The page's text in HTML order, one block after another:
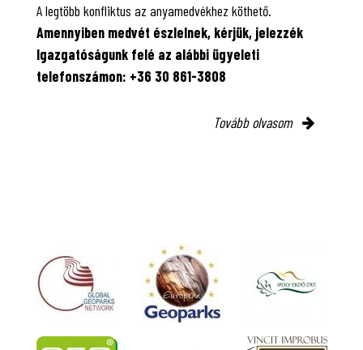
A legtöbb konfliktus az anyamedvékhez köthető.
Amennyiben medvét észlelnek, kérjük, jelezzék
Igazgatóságunk felé az alábbi ügyeleti
telefonszámon: +36 30 861-3808
Tovább olvasom